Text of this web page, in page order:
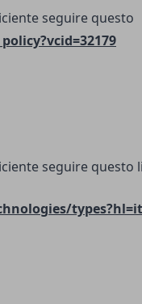
seguire questo
seguire questo
types?hl=it